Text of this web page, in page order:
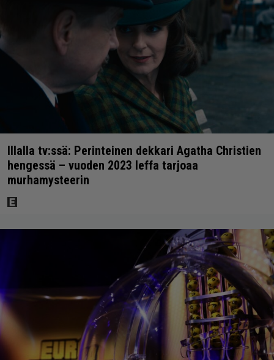
Illalla tv:ssä: Perinteinen dekkari Agatha Christien
hengessä – vuoden 2023 leffa tarjoaa
murhamysteerin